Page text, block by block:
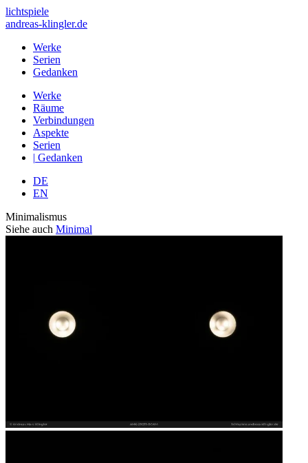
lichtspiele
andreas-klingler.de
Werke
Serien
Gedanken
Werke
Räume
Verbindungen
Aspekte
Serien
| Gedanken
DE
EN
Minimalismus
Siehe auch Minimal